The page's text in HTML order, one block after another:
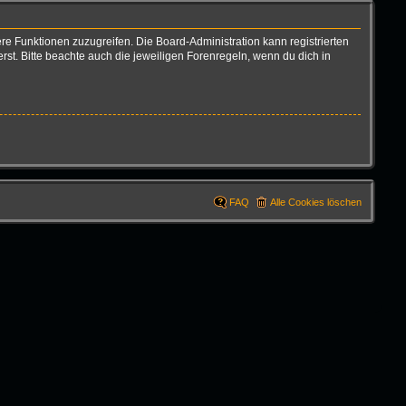
Funktionen zuzugreifen. Die Board-Administration kann registrierten
Bitte beachte auch die jeweiligen Forenregeln, wenn du dich in
Alle Cookies löschen
FAQ